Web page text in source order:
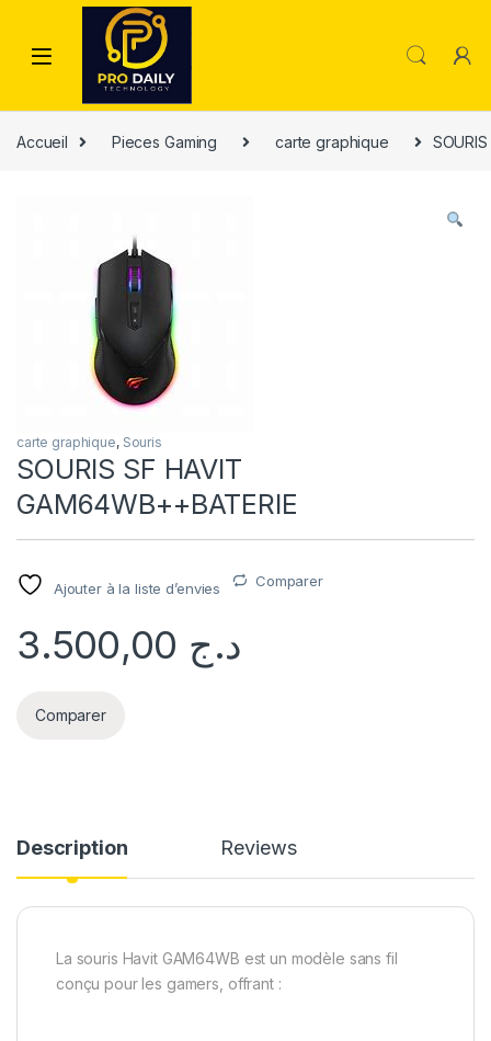
Skip to navigation
Skip to content
Accueil Pieces Gaming carte graphique
carte graphique, Souris
SOURIS SF HAVIT
GAM64WB++BATERIE
Ajouter à la liste d’envies Comparer
د.ج
Comparer
Description Reviews
La souris Havit GAM64WB est un modèle sans fil
conçu pour les gamers, offrant :